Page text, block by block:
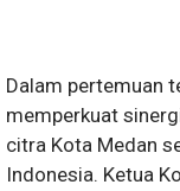
Dalam pertemuan
memperkuat
citra Kota Medan
Indonesia. Ketua